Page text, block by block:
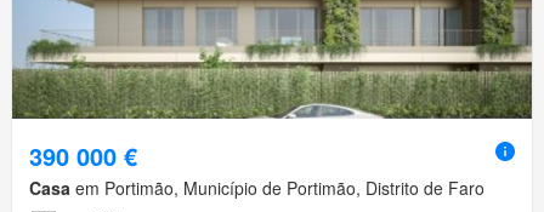
390 000 €
Casa em Portimão, Município de Portimão, Distrito de Faro